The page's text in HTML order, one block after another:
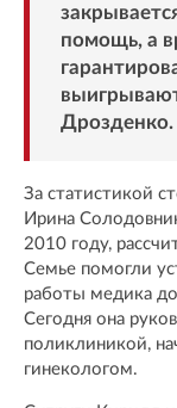
помощь, а
Дрозденко.
За статистикой
Ирина
2010 году,
Семье помогли
работы медика
Сегодня она
поликлиникой,
гинекологом.